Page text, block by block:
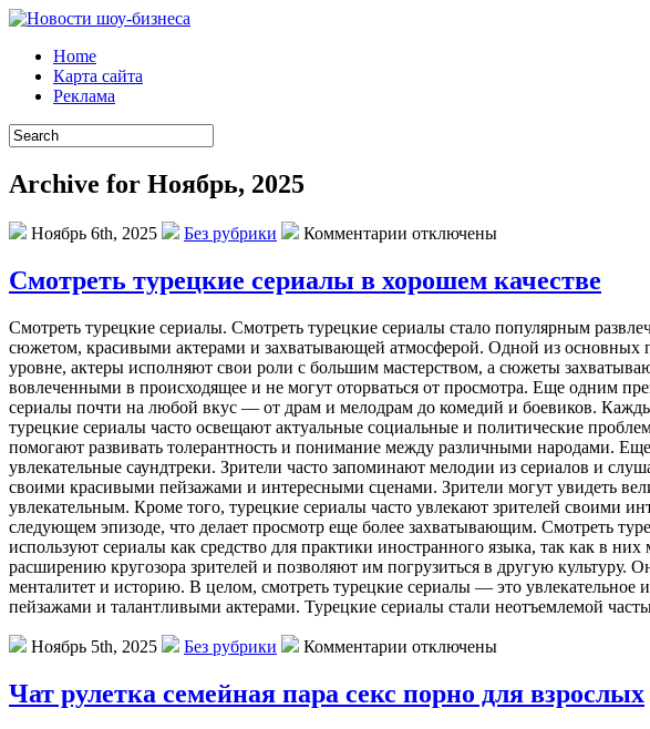
Home
Карта сайта
Реклама
Archive for Ноябрь, 2025
Ноябрь 6th, 2025 Без рубрики Комментарии отключены
Смотреть турецкие сериалы в хорошем качестве
Смoтрeть турeцкиe сeриaлы. Смотреть турецкие сериалы стало популярным
сюжетом, красивыми актерами и захватывающей атмосферой. Одной из основных
уровне, актеры исполняют свои роли с большим мастерством, а сюжеты
вовлеченными в происходящее и не могут оторваться от просмотра. Еще одним
сериалы почти на любой вкус — от драм и мелодрам до комедий и боевиков.
турецкие сериалы часто освещают актуальные социальные и политические
помогают развивать толерантность и понимание между различными народами.
увлекательные саундтреки. Зрители часто запоминают мелодии из сериалов и
своими красивыми пейзажами и интересными сценами. Зрители могут увидеть
увлекательным. Кроме того, турецкие сериалы часто увлекают зрителей своими
следующем эпизоде, что делает просмотр еще более захватывающим. Смотреть
используют сериалы как средство для практики иностранного языка, так как в
расширению кругозора зрителей и позволяют им погрузиться в другую
менталитет и историю. В целом, смотреть турецкие сериалы — это увлекательное
пейзажами и талантливыми актерами. Турецкие сериалы стали неотъемлемой
Ноябрь 5th, 2025 Без рубрики Комментарии отключены
Чат рулетка семейная пара секс порно для взрослых